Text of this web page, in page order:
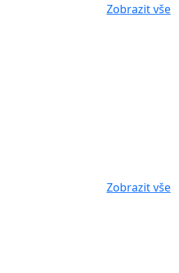
Zobrazit vše
Zobrazit vše